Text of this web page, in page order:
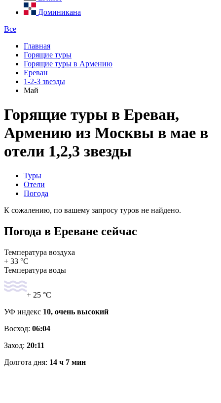
Доминикана
Все
Главная
Горящие туры
Горящие туры в Армению
Ереван
1-2-3 звезды
Май
Горящие туры в Ереван,
Армению из Москвы в мае в
отели 1,2,3 звезды
Туры
Отели
Погода
К сожалению, по вашему запросу туров не найдено.
Погода в Ереване сейчас
Температура воздуха
+ 33 °C
Температура воды
+ 25 °C
УФ индекс 10, очень высокий
Восход: 06:04
Заход: 20:11
Долгота дня: 14 ч 7 мин